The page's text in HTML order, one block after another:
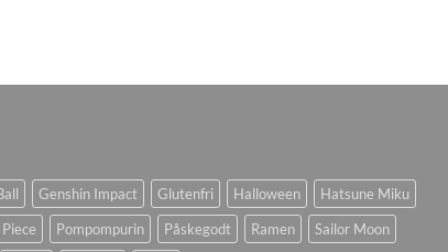
Genshin Impact Glutenfri Halloween
Hatsune Miku
Pompompurin Påskegodt Ramen Sailor Moon